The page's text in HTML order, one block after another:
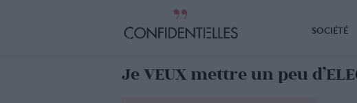
SOCIÉTÉ
Je VEUX mettre un peu